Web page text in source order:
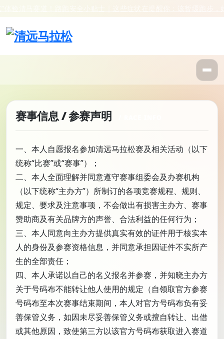
赛事信息 / 参赛声明
一、本人自愿报名参加清远马拉松赛及相关活动（以下
统称“比赛”或“赛事”）；
二、本人全面理解并同意遵守赛事组委会及办赛机构
（以下统称“主办方”）所制订的各项竞赛规程、规则、
规定、要求及注意事项，不会做出有损害主办方、赛事
赞助商及有关品牌方的声誉、合法利益的任何行为；
三、本人同意向主办方提供真实有效的证件用于核实本
人的身份及参赛资格信息，并同意承担因证件不实所产
生的全部责任；
四、本人承诺以自己的名义报名并参赛，并知晓主办方
关于号码布不能转让他人使用的规定（自领取官方参赛
号码布至本次赛事结束期间，本人对官方号码布负有妥
善保管义务，如因未尽妥善保管义务或擅自转让、出借
或其他原因，致使第三方以该官方号码布获取进入赛道